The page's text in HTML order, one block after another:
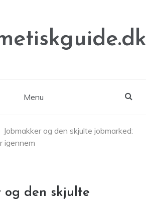
Menu
Jobmakker og den skjulte jobmarked:
igennem
og den skjulte